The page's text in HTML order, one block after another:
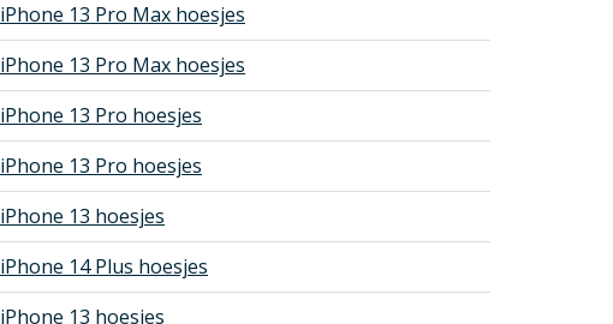
iPhone 13 Pro Max hoesjes
iPhone 13 Pro Max hoesjes
iPhone 13 Pro hoesjes
iPhone 13 Pro hoesjes
iPhone 13 hoesjes
iPhone 14 Plus hoesjes
iPhone 13 hoesjes